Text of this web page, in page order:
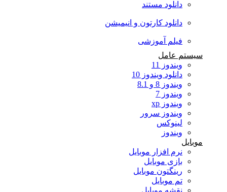
دانلود مستند
دانلود کارتون و انیمیشن
فیلم آموزشی
سیستم عامل
ویندوز 11
دانلود ویندوز 10
ویندوز 8 و 8.1
ویندوز 7
ویندوز xp
ویندوز سرور
لینوکس
ویندوز
موبایل
نرم افزار موبایل
بازی موبایل
رینگتون موبایل
تم موبایل
نقشه موبایل